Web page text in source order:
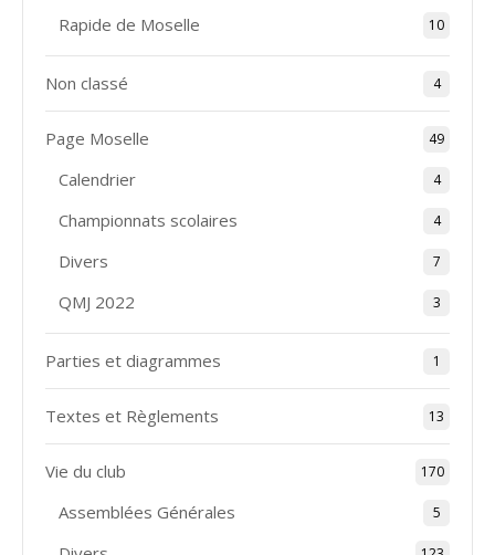
Rapide de Moselle 10
Non classé 4
Page Moselle 49
Calendrier 4
Championnats scolaires 4
Divers 7
QMJ 2022 3
Parties et diagrammes 1
Textes et Règlements 13
Vie du club 170
Assemblées Générales 5